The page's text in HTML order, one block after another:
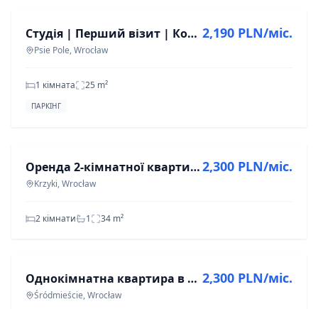
Студія | Перший візит | Коворкінг | Фітнес | Дружній до тварин
Psie Pole, Wrocław
2,190 PLN/міс.
1 кімната 25 m²
ПАРКІНГ
Оренда 2-кімнатної квартири у Кжиках, 34 м²
Krzyki, Wrocław
2,300 PLN/міс.
2 кімнати 1 34 m²
Однокімнатна квартира в Центрі, кондиціонер, перша оренда
Śródmieście, Wrocław
2,300 PLN/міс.